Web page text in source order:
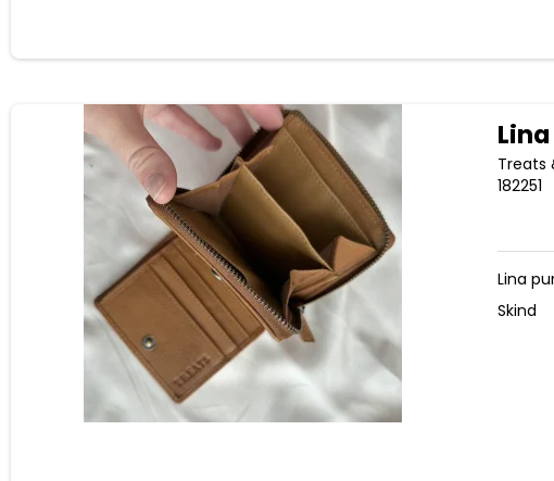
Treats
182251
Lina
Skind